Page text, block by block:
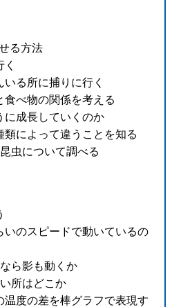
る方法
る所に捕りに行く
べ物の関係を考える
成長していくのか
によって違うことを知る
虫について調べる
のスピードで動いているの
ら影も動くか
所はどこか
度の差を棒グラフで表現す